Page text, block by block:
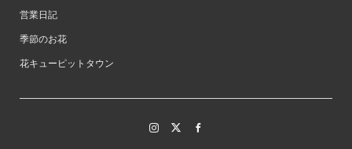
営業日記
季節のお花
花キューピットタウン